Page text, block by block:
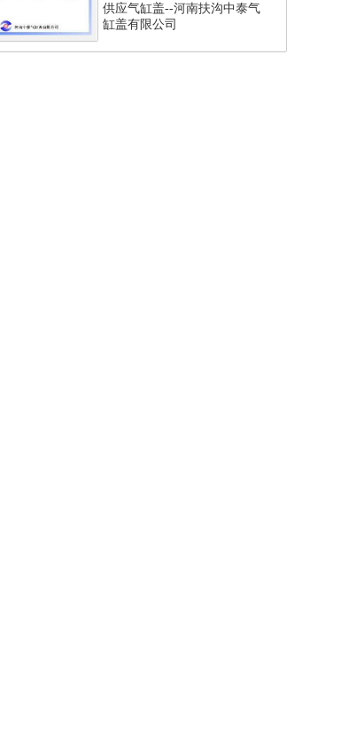
供应气缸盖--河南扶沟中泰气
缸盖有限公司